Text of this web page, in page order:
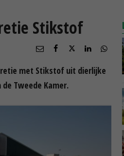
Stikstof
met Stikstof uit dierlijke
Tweede Kamer.